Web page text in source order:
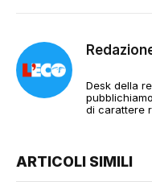
Desk della
di carattere
ARTICOLI SIMILI